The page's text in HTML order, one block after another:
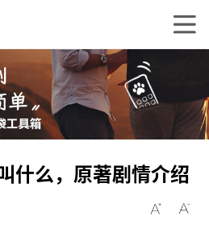
什么，原著剧情介绍